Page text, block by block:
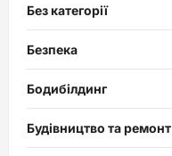
Без категорії
Безпека
Бодибілдинг
Будівництво та ремонт